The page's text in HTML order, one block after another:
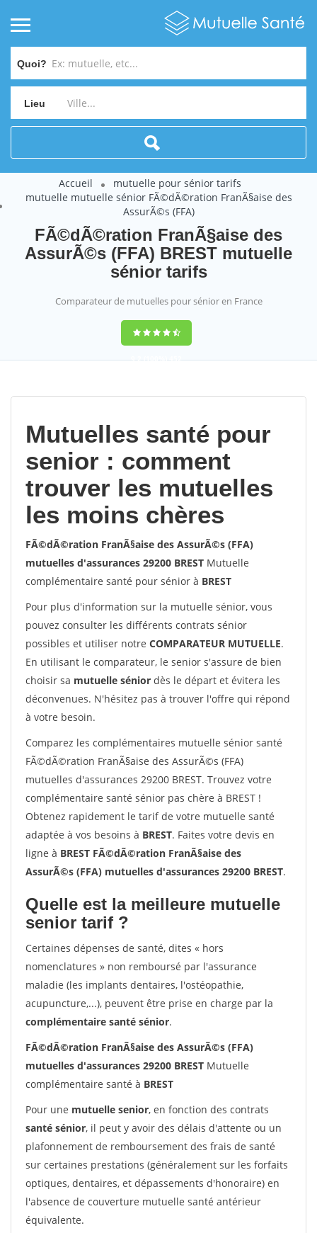
Quoi?
Lieu
Accueil
mutuelle pour sénior tarifs
mutuelle mutuelle sénior FÃ©dÃ©ration FranÃ§aise des
AssurÃ©s (FFA)
FÃ©dÃ©ration FranÃ§aise des
AssurÃ©s (FFA) BREST mutuelle
sénior tarifs
Comparateur de mutuelles pour sénior en France
9,2(100%)452
Mutuelles santé pour
senior : comment
trouver les mutuelles
les moins chères
FÃ©dÃ©ration FranÃ§aise des AssurÃ©s (FFA)
mutuelles d'assurances 29200 BREST Mutuelle
complémentaire santé pour sénior à BREST
Pour plus d'information sur la mutuelle sénior, vous
pouvez consulter les différents contrats sénior
possibles et utiliser notre COMPARATEUR MUTUELLE.
En utilisant le comparateur, le senior s'assure de bien
choisir sa mutuelle sénior dès le départ et évitera les
déconvenues. N'hésitez pas à trouver l'offre qui répond
à votre besoin.
Comparez les complémentaires mutuelle sénior santé
FÃ©dÃ©ration FranÃ§aise des AssurÃ©s (FFA)
mutuelles d'assurances 29200 BREST. Trouvez votre
complémentaire santé sénior pas chère à BREST !
Obtenez rapidement le tarif de votre mutuelle santé
adaptée à vos besoins à BREST. Faites votre devis en
ligne à BREST FÃ©dÃ©ration FranÃ§aise des
AssurÃ©s (FFA) mutuelles d'assurances 29200 BREST.
Quelle est la meilleure mutuelle
senior tarif ?
Certaines dépenses de santé, dites « hors
nomenclatures » non remboursé par l'assurance
maladie (les implants dentaires, l'ostéopathie,
acupuncture,...), peuvent être prise en charge par la
complémentaire santé sénior.
FÃ©dÃ©ration FranÃ§aise des AssurÃ©s (FFA)
mutuelles d'assurances 29200 BREST Mutuelle
complémentaire santé à BREST
Pour une mutuelle senior, en fonction des contrats
santé sénior, il peut y avoir des délais d'attente ou un
plafonnement de remboursement des frais de santé
sur certaines prestations (généralement sur les forfaits
optiques, dentaires, et dépassements d'honoraire) en
l'absence de couverture mutuelle santé antérieur
équivalente.